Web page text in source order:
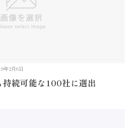
年2月6日
続可能な100社に選出